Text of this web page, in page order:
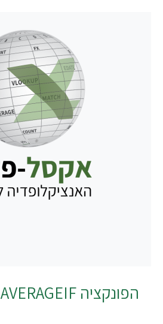
הפונקציה AVERAGEIF